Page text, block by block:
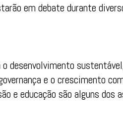
em debate durante
desenvolvimento
e o crescimento
e educação são alguns dos